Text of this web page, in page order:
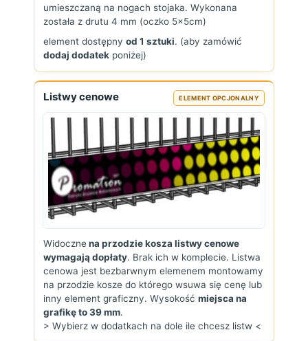
umieszczaną na nogach stojaka. Wykonana
została z drutu 4 mm (oczko 5x5cm)
element dostępny od 1 sztuki. (aby zamówić
dodaj dodatek poniżej)
Listwy cenowe ELEMENT OPCJONALNY
Widoczne na przodzie kosza listwy cenowe
wymagają dopłaty. Brak ich w komplecie. Listwa
cenowa jest bezbarwnym elemenem montowamy
na przodzie kosze do którego wsuwa się cenę lub
inny element graficzny. Wysokość miejsca na
grafikę to 39 mm.
> Wybierz w dodatkach na dole ile chcesz listw <